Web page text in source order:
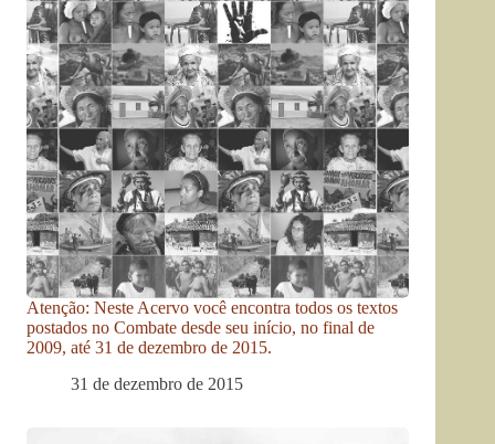
Atenção: Neste Acervo você encontra todos os textos
postados no Combate desde seu início, no final de
2009, até 31 de dezembro de 2015.
31 de dezembro de 2015